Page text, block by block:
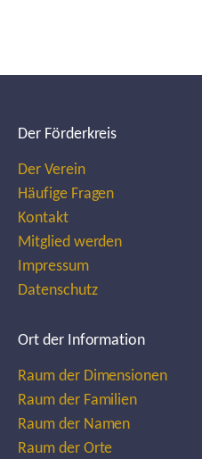
Der Förderkreis
Der Verein
Häufige Fragen
Kontakt
Mitglied werden
Impressum
Datenschutz
Ort der Information
Raum der Dimensionen
Raum der Familien
Raum der Namen
Raum der Orte